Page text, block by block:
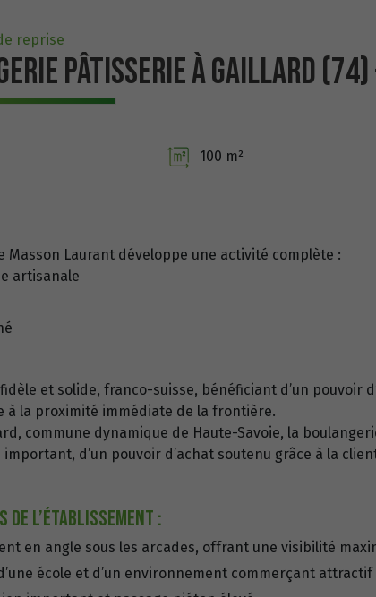
reprise
PÂTISSERIE À GAILLARD
100 m²
Masson Laurant développe une activité complète :
artisanale
et solide, franco-suisse, bénéficiant d’un pouvoir
à la proximité immédiate de la frontière.
commune dynamique de Haute-Savoie, la
d’un pouvoir d’achat soutenu grâce à la
l’établissement :
en angle sous les arcades, offrant une visibilité
école et d’un environnement commerçant attractif